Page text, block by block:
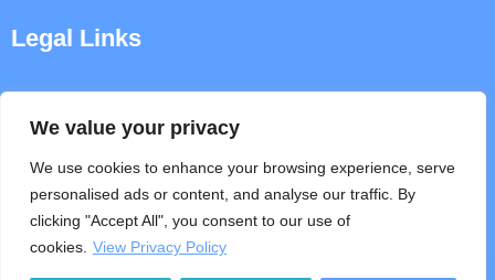
We value your privacy
We use cookies to enhance your browsing experience, serve
personalised ads or content, and analyse our traffic. By
clicking "Accept All", you consent to our use of
cookies. View Privacy Policy
Legal Links
Terms & Conditions